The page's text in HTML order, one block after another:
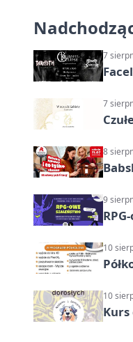
7
7
8
9
10
10
Kurs